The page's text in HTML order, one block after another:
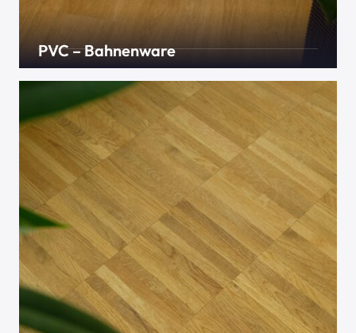
PVC – Bahnenware
Home- oder Heterogen, ableitfähig oder nicht , R9
oder R10? Für jede Beanspruchung gibt es einen
passenden PVC-Belag, den wir gerne in Ihren
Räumlichkeiten verlegen.